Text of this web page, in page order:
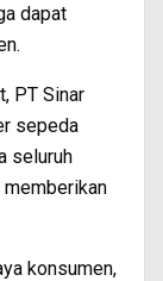
dapat
PT Sinar
sepeda
seluruh
memberikan
konsumen,